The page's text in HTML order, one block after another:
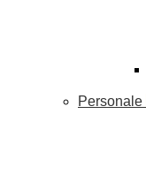
Personale